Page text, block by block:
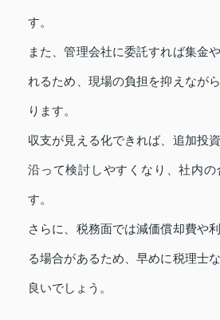
す。
また、管理会社に委託すれば集金
れるため、現場の負担を抑えなが
ります。
収支が見える化できれば、追加投
沿って検討しやすくなり、社内の
す。
さらに、税務面では減価償却費や
る場合があるため、早めに税理士
良いでしょう。